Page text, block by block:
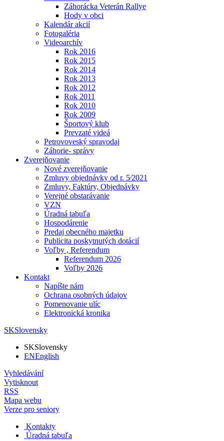
Záhorácka Veterán Rallye
Hody v obci
Kalendár akcií
Fotogaléria
Videoarchív
Rok 2016
Rok 2015
Rok 2014
Rok 2013
Rok 2012
Rok 2011
Rok 2010
Rok 2009
Športový klub
Prevzaté videá
Petrovoveský spravodaj
Záhorie- správy
Zverejňovanie
Nové zverejňovanie
Zmluvy objednávky od r. 5⁄2021
Zmluvy, Faktúry, Objednávky
Verejné obstarávanie
VZN
Úradná tabuľa
Hospodárenie
Predaj obecného majetku
Publicita poskytnutých dotácií
Voľby , Referendum
Referendum 2026
Voľby 2026
Kontakt
Napíšte nám
Ochrana osobných údajov
Pomenovanie ulíc
Elektronická kronika
SKSlovensky
SKSlovensky
ENEnglish
Vyhledávání
Vytisknout
RSS
Mapa webu
Verze pro seniory
Kontakty
Úradná tabuľa